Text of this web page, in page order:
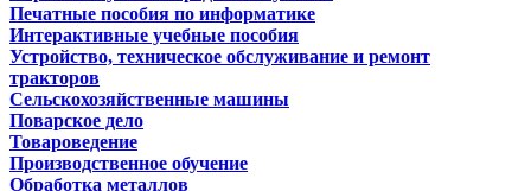
Печатные пособия по информатике
Интерактивные учебные пособия
Устройство, техническое обслуживание и ремонт
тракторов
Сельскохозяйственные машины
Поварское дело
Товароведение
Производственное обучение
Обработка металлов